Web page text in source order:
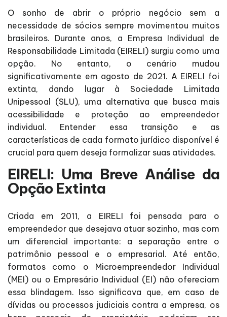
O sonho de abrir o próprio negócio sem a
necessidade de sócios sempre movimentou muitos
brasileiros. Durante anos, a Empresa Individual de
Responsabilidade Limitada (EIRELI) surgiu como uma
opção. No entanto, o cenário mudou
significativamente em agosto de 2021. A EIRELI foi
extinta, dando lugar à Sociedade Limitada
Unipessoal (SLU), uma alternativa que busca mais
acessibilidade e proteção ao empreendedor
individual. Entender essa transição e as
características de cada formato jurídico disponível é
crucial para quem deseja formalizar suas atividades.
EIRELI: Uma Breve Análise da
Opção Extinta
Criada em 2011, a EIRELI foi pensada para o
empreendedor que desejava atuar sozinho, mas com
um diferencial importante: a separação entre o
patrimônio pessoal e o empresarial. Até então,
formatos como o Microempreendedor Individual
(MEI) ou o Empresário Individual (EI) não ofereciam
essa blindagem. Isso significava que, em caso de
dívidas ou processos judiciais contra a empresa, os